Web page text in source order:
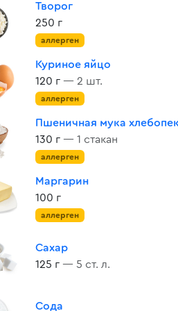
Творог
250 г
аллерген
Куриное яйцо
120 г — 2 шт.
аллерген
Пшеничная мука
130 г — 1 стакан
аллерген
Маргарин
100 г
аллерген
Сахар
125 г — 5 ст. л.
Сода